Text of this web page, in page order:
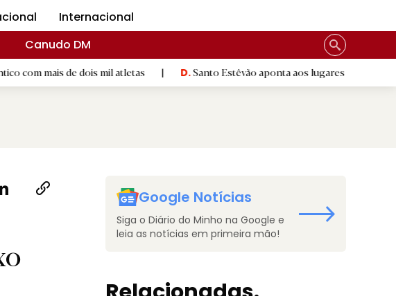
Internacional
Canudo DM
de dois mil atletas | D.Santo Estêvão aponta aos lugares cimeiros da Honra
Google Notícias
Siga o Diário do Minho na Google e
leia as notícias em primeira mão!